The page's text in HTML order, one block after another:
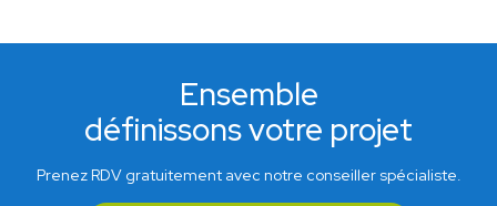
Ensemble
définissons votre projet
Prenez RDV gratuitement avec notre conseiller spécialiste.